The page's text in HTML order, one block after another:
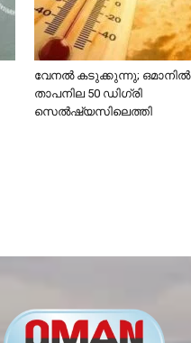
വേനൽ കടുക്കുന്നു; ഒമാനിൽ
താപനില 50 ഡിഗ്രി
സെൽഷ്യസിലെത്തി